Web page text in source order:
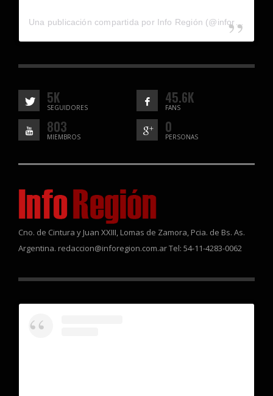
5K
SEGUIDORES
45.6K
FANS
803
MIEMBROS
0
PERSONAS
Cno. de Cintura y Juan XXIII, Lomas de Zamora, Pcia. de Bs. As.
Argentina. redaccion@inforegion.com.ar Tel: 54-11-4283-0062